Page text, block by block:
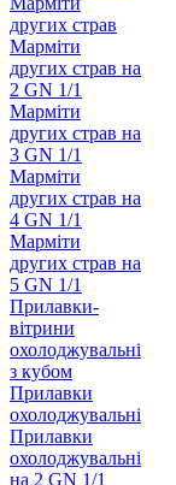
других страв
Марміти
других страв на
2 GN 1/1
Марміти
других страв на
3 GN 1/1
Марміти
других страв на
4 GN 1/1
Марміти
других страв на
5 GN 1/1
Прилавки-
вітрини
охолоджувальні
з кубом
Прилавки
охолоджувальні
Прилавки
охолоджувальні
на 2 GN 1/1